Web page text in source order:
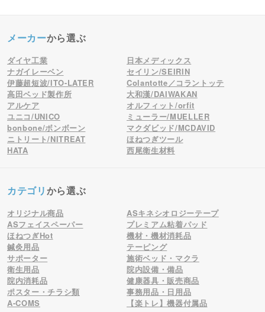
メーカーから選ぶ
ダイヤ工業
日本メディックス
ナガイレーベン
セイリン/SEIRIN
伊藤超短波/ITO-LATER
Colantotte／コラントッテ
高田ベッド製作所
大和漢/DAIWAKAN
アルケア
オルフィット/orfit
ユニコ/UNICO
ミューラー/MUELLER
bonbone/ボンボーン
マクダビッド/MCDAVID
ニトリート/NITREAT
ほねつぎツール
HATA
西尾衛生材料
カテゴリから選ぶ
オリジナル商品
ASキネシオロジーテープ
ASフェイスペーパー
プレミアム粘着パッド
ほねつぎHot
機材・機材消耗品
鍼灸用品
テーピング
サポーター
施術ベッド・マクラ
衛生用品
院内設備・備品
院内消耗品
健康器具・販売商品
ポスター・チラシ類
事務用品・日用品
A-COMS
【楽トレ】機器付属品